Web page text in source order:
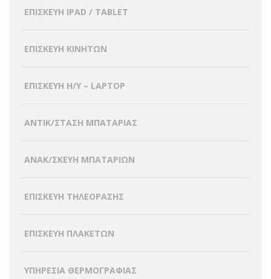
ΕΠΙΣΚΕΥΗ IPAD / TABLET
ΕΠΙΣΚΕΥΗ ΚΙΝΗΤΩΝ
ΕΠΙΣΚΕΥΗ H/Y – LAPTOP
ΑΝΤΙΚ/ΣΤΑΣΗ ΜΠΑΤΑΡΙΑΣ
ΑΝΑΚ/ΣΚΕΥΗ ΜΠΑΤΑΡΙΩΝ
ΕΠΙΣΚΕΥΗ ΤΗΛΕΟΡΑΣΗΣ
ΕΠΙΣΚΕΥΗ ΠΛΑΚΕΤΩΝ
ΥΠΗΡΕΣΙΑ ΘΕΡΜΟΓΡΑΦΙΑΣ